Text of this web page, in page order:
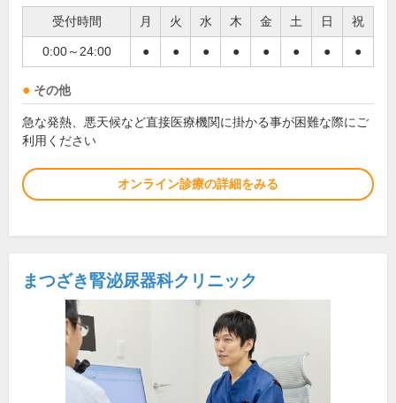
受付時間 月 火 水 木 金 土 日 祝
0:00～24:00 ● ● ● ● ● ● ● ●
その他
急な発熱、悪天候など直接医療機関に掛かる事が困難な際にご
利用ください
オンライン診療の詳細をみる
まつざき腎泌尿器科クリニック